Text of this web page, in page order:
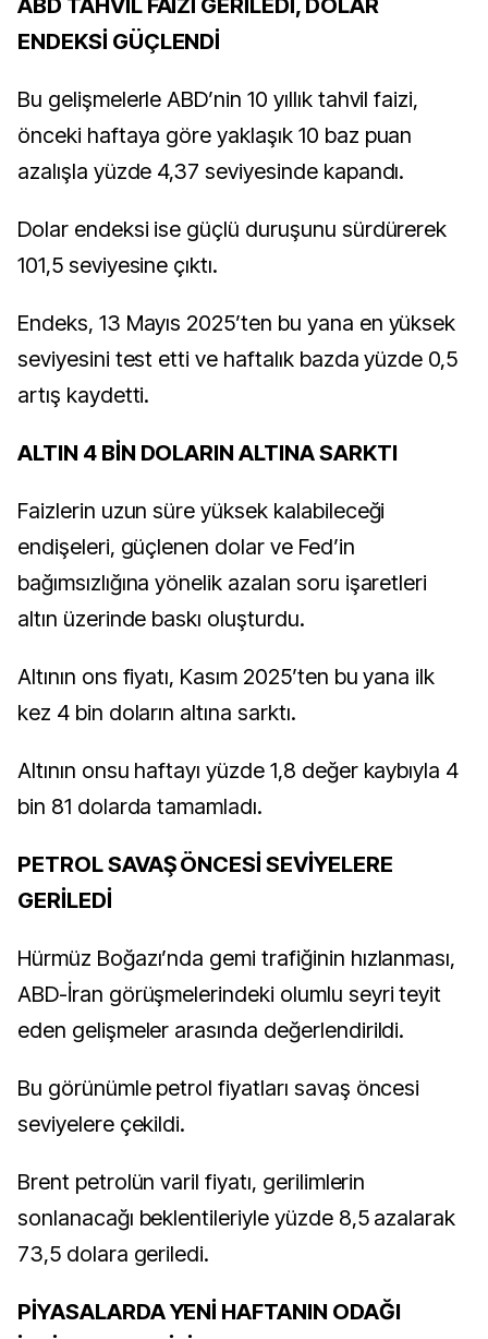
ABD TAHVİL FAİZİ GERİLEDİ, DOLAR
ENDEKSİ GÜÇLENDİ
Bu gelişmelerle ABD’nin 10 yıllık tahvil faizi,
önceki haftaya göre yaklaşık 10 baz puan
azalışla yüzde 4,37 seviyesinde kapandı.
Dolar endeksi ise güçlü duruşunu sürdürerek
101,5 seviyesine çıktı.
Endeks, 13 Mayıs 2025’ten bu yana en yüksek
seviyesini test etti ve haftalık bazda yüzde 0,5
artış kaydetti.
ALTIN 4 BİN DOLARIN ALTINA SARKTI
Faizlerin uzun süre yüksek kalabileceği
endişeleri, güçlenen dolar ve Fed’in
bağımsızlığına yönelik azalan soru işaretleri
altın üzerinde baskı oluşturdu.
Altının ons fiyatı, Kasım 2025’ten bu yana ilk
kez 4 bin doların altına sarktı.
Altının onsu haftayı yüzde 1,8 değer kaybıyla 4
bin 81 dolarda tamamladı.
PETROL SAVAŞ ÖNCESİ SEVİYELERE
GERİLEDİ
Hürmüz Boğazı’nda gemi trafiğinin hızlanması,
ABD-İran görüşmelerindeki olumlu seyri teyit
eden gelişmeler arasında değerlendirildi.
Bu görünümle petrol fiyatları savaş öncesi
seviyelere çekildi.
Brent petrolün varil fiyatı, gerilimlerin
sonlanacağı beklentileriyle yüzde 8,5 azalarak
73,5 dolara geriledi.
PİYASALARDA YENİ HAFTANIN ODAĞI